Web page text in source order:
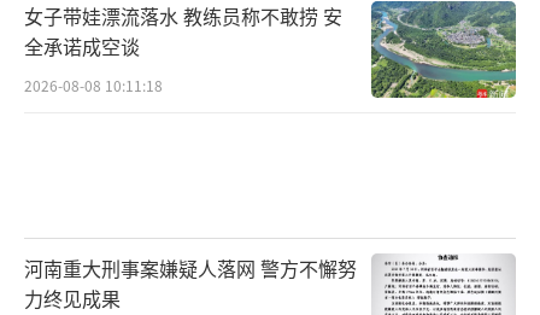
女子带娃漂流落水 教练员称不敢捞 安
全承诺成空谈
2026-08-08 10:11:18
河南重大刑事案嫌疑人落网 警方不懈努
力终见成果